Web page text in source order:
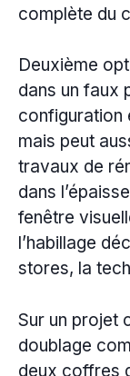
complète du
Deuxième
dans un faux
configuration
mais peut
travaux de
dans
fenêtre
l’habillage
stores, la
Sur un projet
doublage
deux coffres